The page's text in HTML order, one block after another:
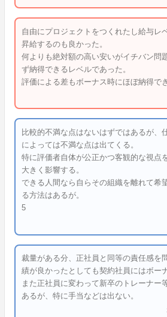
自由にプロジェクトをつくれたし給与レ
昇給するのも良かった。
何よりも絶対額の高い安いがイチバン問
ず納得できるレベルであった。
評価による差もボーナス時にほぼ納得で
比較的不満な点はないはずではあるが、
によっては不満な点は出てくる。
特に評価者自体が公正かつ客観的な視点
大きく影響する。
できる人間なら自らその組織を離れて希
る方法はあるが。
5
裁量がある分、正社員と同等の責任感を
績が良かったとしても契約社員にはボー
また正社員に変わって新卒のトレーナー
あるが、特に手当などは出ない。